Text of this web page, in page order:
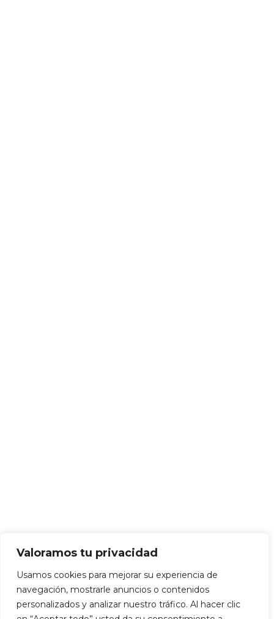
Valoramos tu privacidad
Usamos cookies para mejorar su experiencia de
navegación, mostrarle anuncios o contenidos
personalizados y analizar nuestro tráfico. Al hacer clic